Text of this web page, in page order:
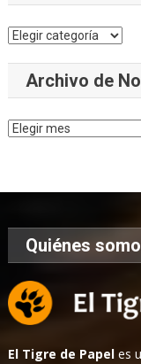
Categorías
Archivo de
Archivo
Quiénes
El Tigre de Papel es